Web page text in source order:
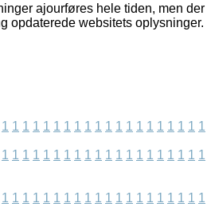
ajourføres hele tiden, men
opdaterede websitets oplysninger.
1 1 1 1 1 1 1 1 1 1 1 1 1 1 1 1 1 1 1 1
1 1 1 1 1 1 1 1 1 1 1 1 1 1 1 1 1 1 1 1
1 1 1 1 1 1 1 1 1 1 1 1 1 1 1 1 1 1 1 1